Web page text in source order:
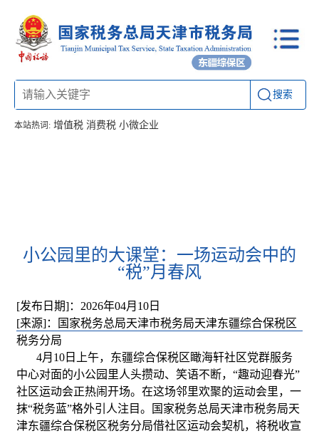
搜索
本站热词: 增值税 消费税 小微企业
小公园里的大课堂：一场运动会中的
“税”月春风
[发布日期]：2026年04月10日
[来源]：国家税务总局天津市税务局天津东疆综合保税区
税务分局
4月10日上午，东疆综合保税区瞰海轩社区党群服务
中心对面的小公园里人头攒动、笑语不断，“趣动迎春光”
社区运动会正热闹开场。在这场邻里欢聚的运动会里，一
抹“税务蓝”格外引人注目。国家税务总局天津市税务局天
津东疆综合保税区税务分局借社区运动会契机，将税收宣